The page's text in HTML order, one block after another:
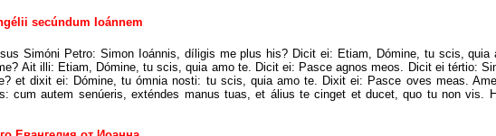
secúndum Ioánnem
Simóni Petro: Simon Ioánnis, díligis me plus his? Dicit ei: Etiam, Dómine, tu scis,
Ait illi: Etiam, Dómine, tu scis, quia amo te. Dicit ei: Pasce agnos meos. Dicit ei tértio:
et dixit ei: Dómine, tu ómnia nosti: tu scis, quia amo te. Dixit ei: Pasce oves meas.
cum autem senúeris, exténdes manus tuas, et álius te cinget et ducet, quo tu non vis.